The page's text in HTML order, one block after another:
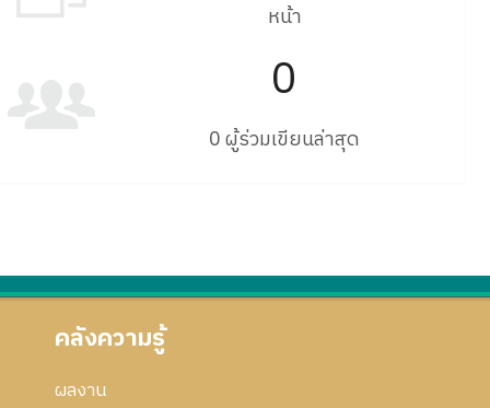
หน้า
0
0 ผู้ร่วมเขียนล่าสุด
คลังความรู้
ผลงาน